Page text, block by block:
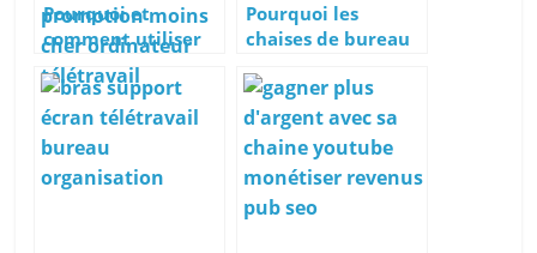
Pourquoi et
comment utiliser
un écran
d’ordinateur
vertical ou
pivotable ?
Pourquoi les
chaises de bureau
sont-elles si chères
?